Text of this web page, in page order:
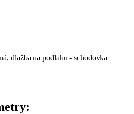
dlažba na podlahu - schodovka